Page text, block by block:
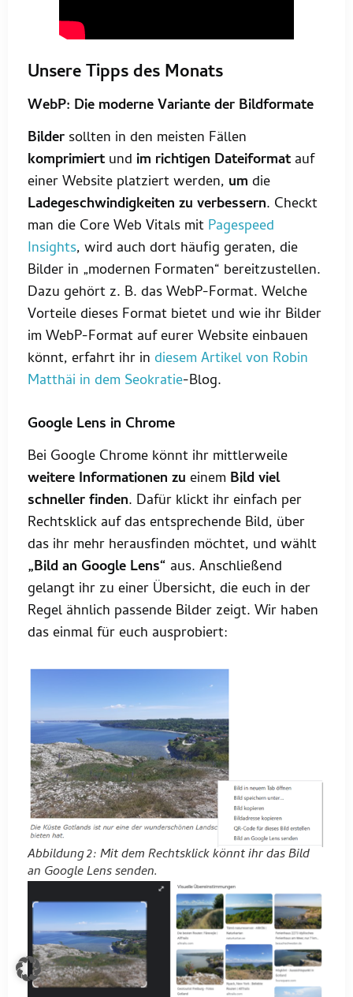
Unsere Tipps des Monats
WebP: Die moderne Variante der Bildformate
Bilder sollten in den meisten Fällen
komprimiert und im richtigen Dateiformat auf
einer Website platziert werden, um die
Ladegeschwindigkeiten zu verbessern. Checkt
man die Core Web Vitals mit Pagespeed
Insights, wird auch dort häufig geraten, die
Bilder in „modernen Formaten“ bereitzustellen.
Dazu gehört z. B. das WebP-Format. Welche
Vorteile dieses Format bietet und wie ihr Bilder
im WebP-Format auf eurer Website einbauen
könnt, erfahrt ihr in diesem Artikel von Robin
Matthäi in dem Seokratie-Blog.
Google Lens in Chrome
Bei Google Chrome könnt ihr mittlerweile
weitere Informationen zu einem Bild viel
schneller finden. Dafür klickt ihr einfach per
Rechtsklick auf das entsprechende Bild, über
das ihr mehr herausfinden möchtet, und wählt
„Bild an Google Lens“ aus. Anschließend
gelangt ihr zu einer Übersicht, die euch in der
Regel ähnlich passende Bilder zeigt. Wir haben
das einmal für euch ausprobiert:
Abbildung 2: Mit dem Rechtsklick könnt ihr das Bild
an Google Lens senden.